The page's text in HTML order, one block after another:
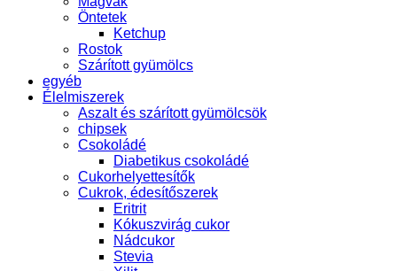
Öntetek
Ketchup
Rostok
Szárított gyümölcs
egyéb
Élelmiszerek
Aszalt és szárított gyümölcsök
chipsek
Csokoládé
Diabetikus csokoládé
Cukorhelyettesítők
Cukrok, édesítőszerek
Eritrit
Kókuszvirág cukor
Nádcukor
Stevia